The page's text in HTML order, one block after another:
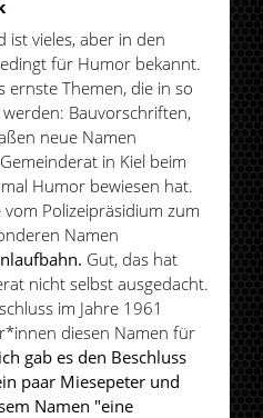
ist vieles, aber in den
für Humor bekannt.
ernste Themen, die in so
Bauvorschriften,
neue Namen
in Kiel beim
Humor bewiesen hat.
Polizeipräsidium zum
Namen
Gut, das hat
nicht selbst ausgedacht.
im Jahre 1961
diesen Namen für
gab es den Beschluss
paar Miesepeter und
Namen "eine